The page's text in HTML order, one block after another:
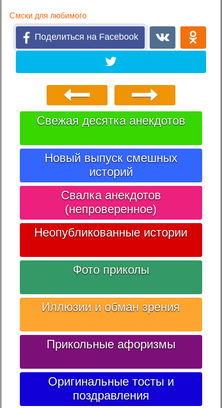
Смски для любимого
Поделиться на Facebook
Свежая десятка анекдотов
Новый выпуск смешных
историй
Свалка анекдотов
(непроверенное)
Неопубликованные истории
Фото приколы
Иллюзии и обман зрения
Прикольные афоризмы
Оригинальные тосты и
поздравления